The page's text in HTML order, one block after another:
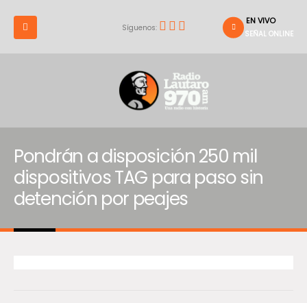
Síguenos:
EN VIVO
SEÑAL ONLINE
Pondrán a disposición 250 mil
dispositivos TAG para paso sin
detención por peajes